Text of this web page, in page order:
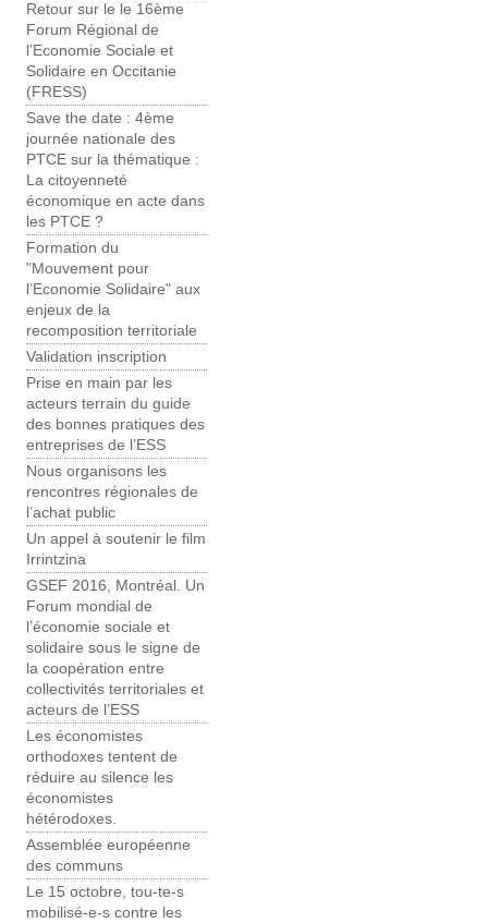
Retour sur le le 16ème
Forum Régional de
l’Economie Sociale et
Solidaire en Occitanie
(FRESS)
Save the date : 4ème
journée nationale des
PTCE sur la thématique :
La citoyenneté
économique en acte dans
les PTCE ?
Formation du
"Mouvement pour
l’Economie Solidaire" aux
enjeux de la
recomposition territoriale
Validation inscription
Prise en main par les
acteurs terrain du guide
des bonnes pratiques des
entreprises de l’ESS
Nous organisons les
rencontres régionales de
l’achat public
Un appel à soutenir le film
Irrintzina
GSEF 2016, Montréal. Un
Forum mondial de
l’économie sociale et
solidaire sous le signe de
la coopération entre
collectivités territoriales et
acteurs de l’ESS
Les économistes
orthodoxes tentent de
réduire au silence les
économistes
hétérodoxes.
Assemblée européenne
des communs
Le 15 octobre, tou-te-s
mobilisé-e-s contre les